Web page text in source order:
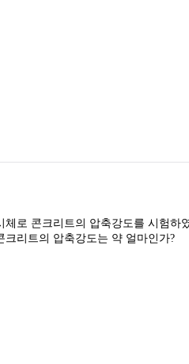
체로 콘크리트의 압축강도를 시험하
크리트의 압축강도는 약 얼마인가?